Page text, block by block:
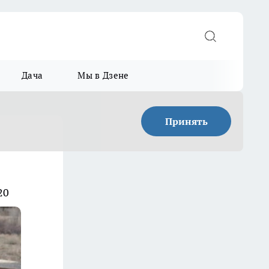
Дача Мы в Дзене
Принять